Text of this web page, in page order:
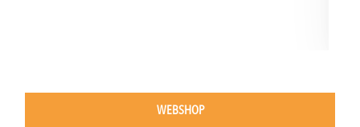
WEBSHOP